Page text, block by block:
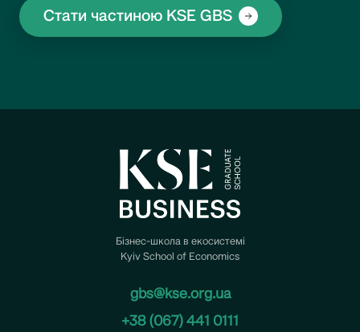
Стати частиною KSE GBS
Бізнес-школа в екосистемі
Kyiv School of Economics
gbs@kse.org.ua
+38 (067) 441 0111